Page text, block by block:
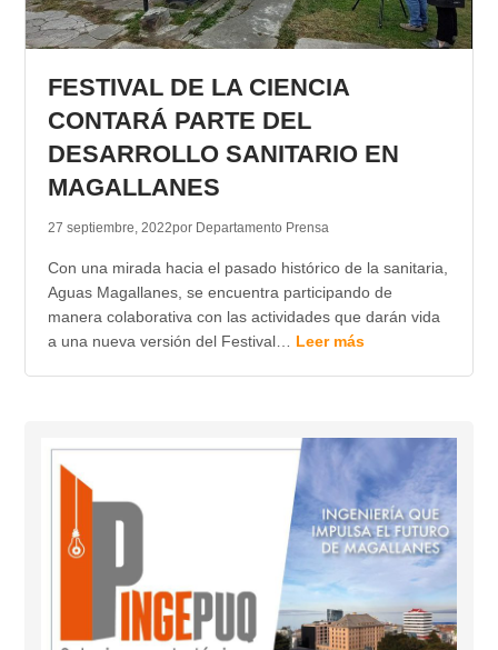
FESTIVAL DE LA CIENCIA
CONTARÁ PARTE DEL
DESARROLLO SANITARIO EN
MAGALLANES
27 septiembre, 2022por Departamento Prensa
Con una mirada hacia el pasado histórico de la sanitaria,
Aguas Magallanes, se encuentra participando de
manera colaborativa con las actividades que darán vida
a una nueva versión del Festival… Leer más